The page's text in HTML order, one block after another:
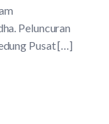
Peluncuran
Pusat […]